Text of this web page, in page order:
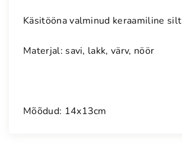
Käsitööna valminud keraamiline silt
Materjal: savi, lakk, värv, nöör
Mõõdud: 14x13cm